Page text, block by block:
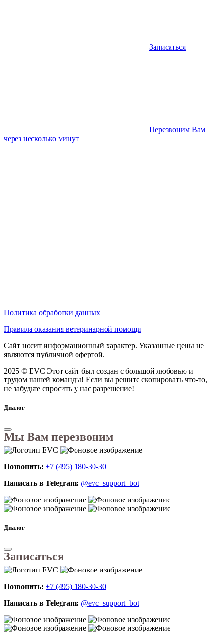
Записаться
Перезвоним Вам
через несколько минут
Политика обработки данных
Правила оказания ветеринарной помощи
Сайт носит информационный характер. Указанные цены не
являются публичной офертой.
2025 © EVC Этот сайт был создан с большой любовью и
трудом нашей команды! Если вы решите скопировать что-то,
не забудьте спросить у нас разрешение!
Диалог
Мы Вам перезвоним
Позвонить: +7 (495) 180-30-30
Написать в Telegram: @evc_support_bot
Диалог
Записаться
Позвонить: +7 (495) 180-30-30
Написать в Telegram: @evc_support_bot